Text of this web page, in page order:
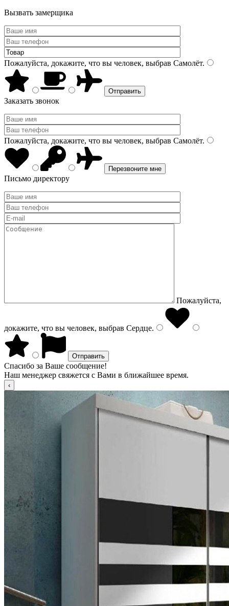
Вызвать замерщика
Пожалуйста, докажите, что вы человек, выбрав Самолёт.
Заказать звонок
Пожалуйста, докажите, что вы человек, выбрав Самолёт.
Письмо директору
Пожалуйста,
докажите, что вы человек, выбрав Сердце.
Спасибо за Ваше сообщение!
Наш менеджер свяжется с Вами в ближайшее время.